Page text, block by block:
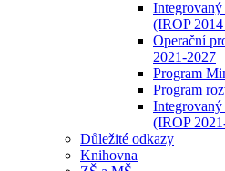
(IROP
Operační
2021-2027
Program
Program
(IROP
Důležité odkazy
Knihovna